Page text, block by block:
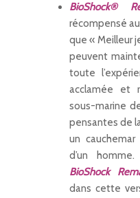
BioShock®
récompensé
que « Meilleur
peuvent
toute
acclamée et
sous-marine
pensantes de
un
d’un
BioShock
dans cette